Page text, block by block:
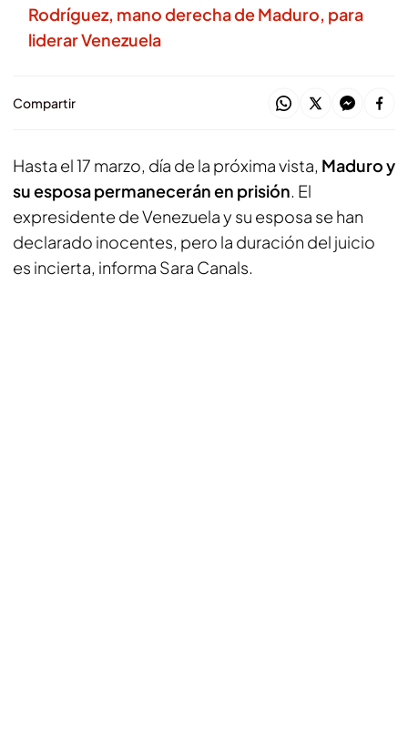
Rodríguez, mano derecha de Maduro, para
liderar Venezuela
Compartir
Hasta el 17 marzo, día de la próxima vista, Maduro y
su esposa permanecerán en prisión. El
expresidente de Venezuela y su esposa se han
declarado inocentes, pero la duración del juicio
es incierta, informa Sara Canals.